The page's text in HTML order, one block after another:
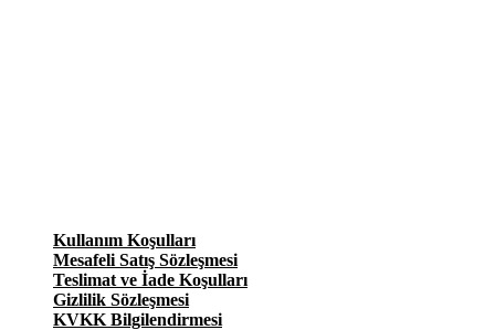
Kullanım Koşulları
Mesafeli Satış Sözleşmesi
Teslimat ve İade Koşulları
Gizlilik Sözleşmesi
KVKK Bilgilendirmesi